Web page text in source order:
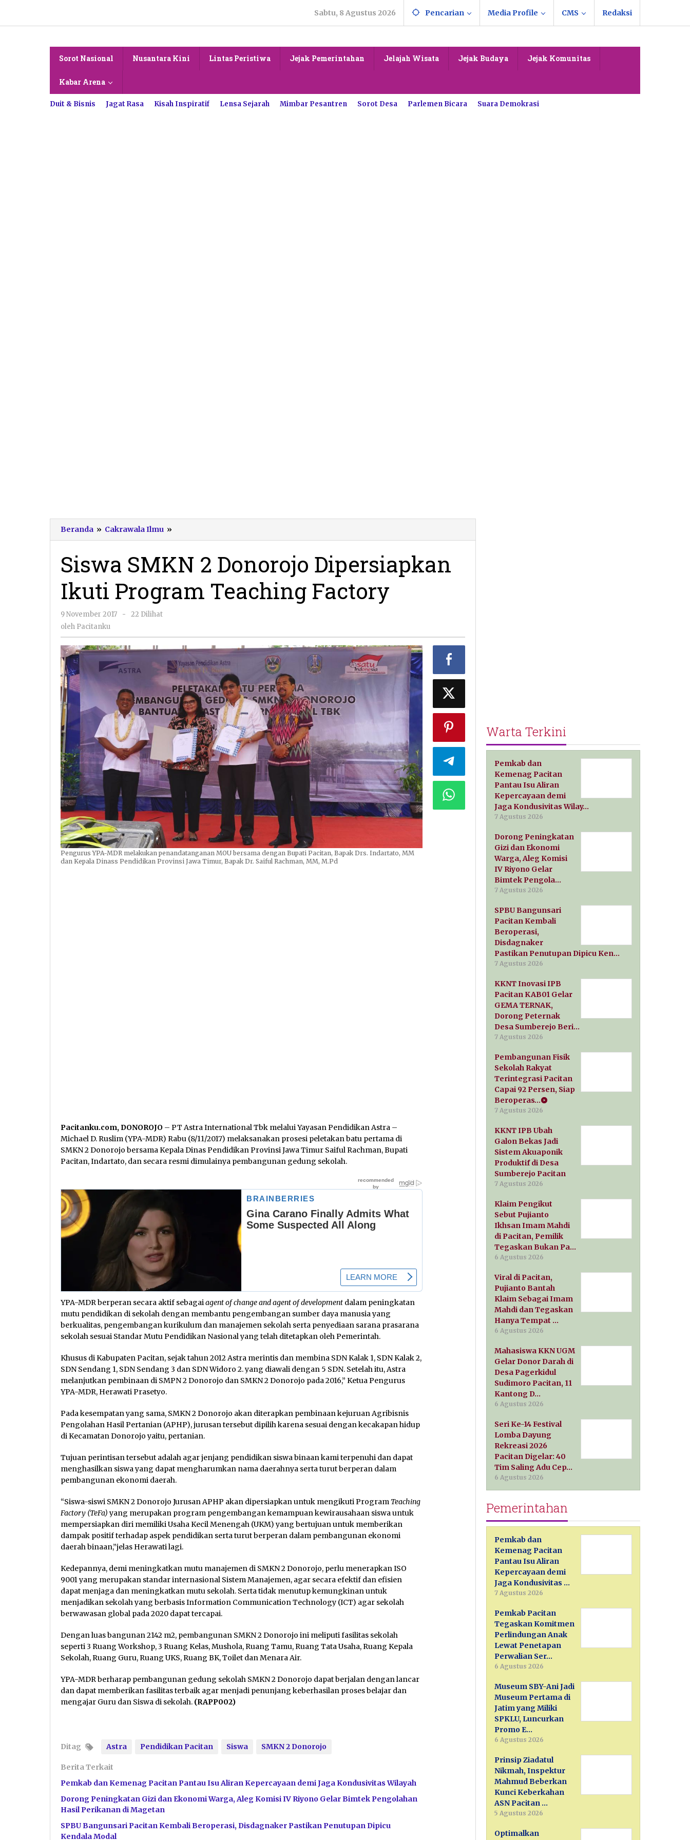
konten
Sabtu, 8 Agustus 2026 Pencarian Media Profile CMS Redaksi
Sorot Nasional Nusantara Kini Lintas Peristiwa Jejak Pemerintahan Jelajah Wisata Jejak Budaya Jejak Komunitas
Kabar Arena
Duit & Bisnis Jagat Rasa Kisah Inspiratif Lensa Sejarah Mimbar Pesantren Sorot Desa Parlemen Bicara Suara Demokrasi
Beranda » Cakrawala Ilmu »
SMKN
Donorojo
Dipersiapkan
Program
Siswa SMKN 2 Donorojo Dipersiapkan
Ikuti Program Teaching Factory
9 November 2017
oleh
-
22 Dilihat
oleh Pacitanku
Pengurus YPA-MDR melakukan penandatanganan MOU bersama dengan Bupati Pacitan, Bapak Drs. Indartato, MM
dan Kepala Dinass Pendidikan Provinsi Jawa Timur, Bapak Dr. Saiful Rachman, MM, M.Pd
Pacitanku.com, DONOROJO – PT Astra International Tbk melalui Yayasan Pendidikan Astra –
Michael D. Ruslim (YPA-MDR) Rabu (8/11/2017) melaksanakan prosesi peletakan batu pertama di
SMKN 2 Donorojo bersama Kepala Dinas Pendidikan Provinsi Jawa Timur Saiful Rachman, Bupati
Pacitan, Indartato, dan secara resmi dimulainya pembangunan gedung sekolah.
YPA-MDR berperan secara aktif sebagaiagent of change and agent of development dalam peningkatan
mutu pendidikan di sekolah dengan membantu pengembangan sumber daya manusia yang
berkualitas, pengembangan kurikulum dan manajemen sekolah serta penyediaan sarana prasarana
sekolah sesuai Standar Mutu Pendidikan Nasional yang telah ditetapkan oleh Pemerintah.
Khusus di Kabupaten Pacitan, sejak tahun 2012 Astra merintis dan membina SDN Kalak 1, SDN Kalak 2,
SDN Sendang 1, SDN Sendang 3 dan SDN Widoro 2. yang diawali dengan 5 SDN. Setelah itu, Astra
melanjutkan pembinaan di SMPN 2 Donorojo dan SMKN 2 Donorojo pada 2016,” Ketua Pengurus
YPA-MDR, Herawati Prasetyo.
Pada kesempatan yang sama, SMKN 2 Donorojo akan diterapkan pembinaan kejuruan Agribisnis
Pengolahan Hasil Pertanian (APHP), jurusan tersebut dipilih karena sesuai dengan kecakapan hidup
di Kecamatan Donorojo yaitu, pertanian.
Tujuan perintisan tersebut adalah agar jenjang pendidikan siswa binaan kami terpenuhi dan dapat
menghasilkan siswa yang dapat mengharumkan nama daerahnya serta turut berperan dalam
pembangunan ekonomi daerah.
“Siswa-siswi SMKN 2 Donorojo Jurusan APHP akan dipersiapkan untuk mengikuti Program Teaching
Factory (TeFa)yang merupakan program pengembangan kemampuan kewirausahaan siswa untuk
mempersiapkan diri memiliki Usaha Kecil Menengah (UKM) yang bertujuan untuk memberikan
dampak positif terhadap aspek pendidikan serta turut berperan dalam pembangunan ekonomi
daerah binaan,”jelas Herawati lagi.
Kedepannya, demi meningkatkan mutu manajemen di SMKN 2 Donorojo, perlu menerapkan ISO
9001 yang merupakan standar internasional Sistem Manajemen, agar secara efektif dan efisien
dapat menjaga dan meningkatkan mutu sekolah. Serta tidak menutup kemungkinan untuk
menjadikan sekolah yang berbasis Information Communication Technology (ICT) agar sekolah
berwawasan global pada 2020 dapat tercapai.
Dengan luas bangunan 2142 m2, pembangunan SMKN 2 Donorojo ini meliputi fasilitas sekolah
seperti 3 Ruang Workshop, 3 Ruang Kelas, Mushola, Ruang Tamu, Ruang Tata Usaha, Ruang Kepala
Sekolah, Ruang Guru, Ruang UKS, Ruang BK, Toilet dan Menara Air.
YPA-MDR berharap pembangunan gedung sekolah SMKN 2 Donorojo dapat berjalan dengan lancar
dan dapat memberikan fasilitas terbaik agar menjadi penunjang keberhasilan proses belajar dan
mengajar Guru dan Siswa di sekolah. (RAPP002)
Ditag Astra Pendidikan Pacitan Siswa SMKN 2 Donorojo
Berita Terkait
Pemkab dan Kemenag Pacitan Pantau Isu Aliran Kepercayaan demi Jaga Kondusivitas Wilayah
Dorong Peningkatan Gizi dan Ekonomi Warga, Aleg Komisi IV Riyono Gelar Bimtek Pengolahan
Hasil Perikanan di Magetan
SPBU Bangunsari Pacitan Kembali Beroperasi, Disdagnaker Pastikan Penutupan Dipicu
Kendala Modal
Warta Terkini
Pemkab dan
Kemenag Pacitan
Pantau Isu Aliran
Kepercayaan demi
Jaga Kondusivitas Wilay…
7 Agustus 2026
Dorong Peningkatan
Gizi dan Ekonomi
Warga, Aleg Komisi
IV Riyono Gelar
Bimtek Pengola…
7 Agustus 2026
SPBU Bangunsari
Pacitan Kembali
Beroperasi,
Disdagnaker
Pastikan Penutupan Dipicu Ken…
7 Agustus 2026
KKNT Inovasi IPB
Pacitan KAB01 Gelar
GEMA TERNAK,
Dorong Peternak
Desa Sumberejo Beri…
7 Agustus 2026
Pembangunan Fisik
Sekolah Rakyat
Terintegrasi Pacitan
Capai 92 Persen, Siap
Beroperas…
7 Agustus 2026
KKNT IPB Ubah
Galon Bekas Jadi
Sistem Akuaponik
Produktif di Desa
Sumberejo Pacitan
7 Agustus 2026
Klaim Pengikut
Sebut Pujianto
Ikhsan Imam Mahdi
di Pacitan, Pemilik
Tegaskan Bukan Pa…
6 Agustus 2026
Viral di Pacitan,
Pujianto Bantah
Klaim Sebagai Imam
Mahdi dan Tegaskan
Hanya Tempat …
6 Agustus 2026
Mahasiswa KKN UGM
Gelar Donor Darah di
Desa Pagerkidul
Sudimoro Pacitan, 11
Kantong D…
6 Agustus 2026
Seri Ke-14 Festival
Lomba Dayung
Rekreasi 2026
Pacitan Digelar: 40
Tim Saling Adu Cep…
6 Agustus 2026
Pemerintahan
Pemkab dan
Kemenag Pacitan
Pantau Isu Aliran
Kepercayaan demi
Jaga Kondusivitas …
7 Agustus 2026
Pemkab Pacitan
Tegaskan Komitmen
Perlindungan Anak
Lewat Penetapan
Perwalian Ser…
6 Agustus 2026
Museum SBY-Ani Jadi
Museum Pertama di
Jatim yang Miliki
SPKLU, Luncurkan
Promo E…
6 Agustus 2026
Prinsip Ziadatul
Nikmah, Inspektur
Mahmud Beberkan
Kunci Keberkahan
ASN Pacitan …
5 Agustus 2026
Optimalkan